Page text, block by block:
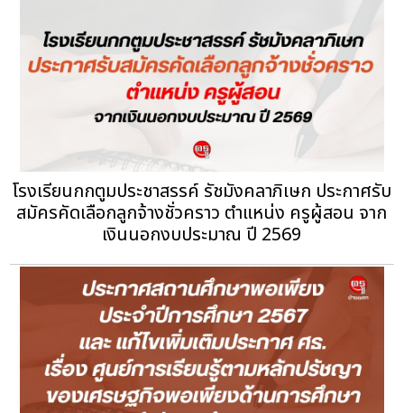
โรงเรียนกกตูมประชาสรรค์ รัชมังคลาภิเษก ประกาศรับ
สมัครคัดเลือกลูกจ้างชั่วคราว ตำแหน่ง ครูผู้สอน จาก
เงินนอกงบประมาณ ปี 2569